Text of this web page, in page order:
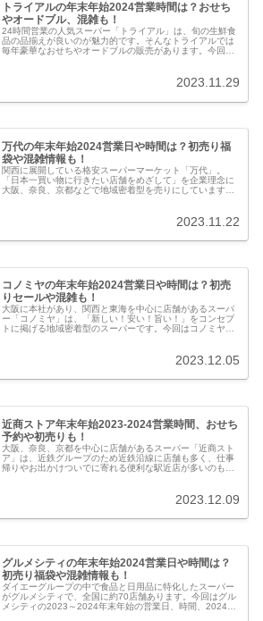
トライアルの年末年始2024営業時間は？おせち
やオードブル、混雑も！
24時間営業の人気スーパー「トライアル」は、旬の生鮮食
品の品揃えが良いのが魅力的です。そんなトライアルでは
毎年豪華なおせちやオードブルの販売があります。今回は
2023.11.29
万代の年末年始2024営業日や時間は？初売り福
袋や混雑情報も！
関西に展開している格安スーパーマーケット「万代」。
「日本一買い物に行きたい店舗をめざして」を企業理念に
大阪、奈良、京都などで地域密着型を売りにしています。
2023.11.22
コノミヤの年末年始2024営業日や時間は？初売
りセールや混雑も！
大阪に本社があり、関西と東海を中心に店舗があるスーパ
ー「コノミヤ」は、「新しい！安い！旨い！」をコンセプ
トに掲げる地域密着型のスーパーです。今回はコノミヤの
2023.12.05
近商ストア年末年始2023-2024営業時間、おせち
予約や初売りも！
大阪、奈良、京都を中心に店舗があるスーパー「近商スト
ア」は、近鉄グループのため近鉄沿線に店舗も多く、仕事
帰りやお出かけついでに寄れる便利な駅近店が多いのも魅
2023.12.09
グルメシティの年末年始2024営業日や時間は？
初売り福袋や混雑情報も！
ダイエーグループの中で食品と日用品に特化したスーパー
がグルメシティで、全国に約70店舗あります。今回はグル
メシティの2023～2024年末年始の営業日、時間、2024お